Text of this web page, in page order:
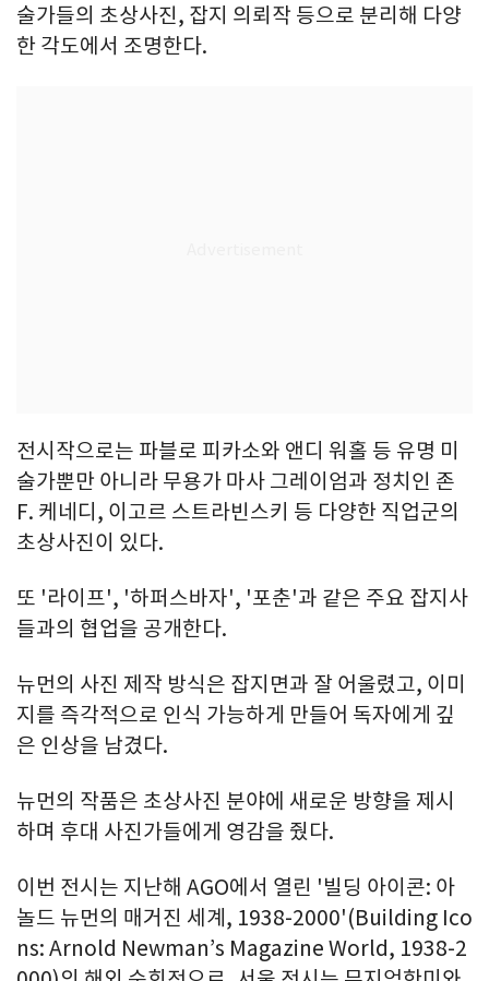
술가들의 초상사진, 잡지 의뢰작 등으로 분리해 다양
한 각도에서 조명한다.
전시작으로는 파블로 피카소와 앤디 워홀 등 유명 미
술가뿐만 아니라 무용가 마사 그레이엄과 정치인 존
F. 케네디, 이고르 스트라빈스키 등 다양한 직업군의
초상사진이 있다.
또 '라이프', '하퍼스바자', '포춘'과 같은 주요 잡지사
들과의 협업을 공개한다.
뉴먼의 사진 제작 방식은 잡지면과 잘 어울렸고, 이미
지를 즉각적으로 인식 가능하게 만들어 독자에게 깊
은 인상을 남겼다.
뉴먼의 작품은 초상사진 분야에 새로운 방향을 제시
하며 후대 사진가들에게 영감을 줬다.
이번 전시는 지난해 AGO에서 열린 '빌딩 아이콘: 아
놀드 뉴먼의 매거진 세계, 1938-2000'(Building Ico
ns: Arnold Newman’s Magazine World, 1938-2